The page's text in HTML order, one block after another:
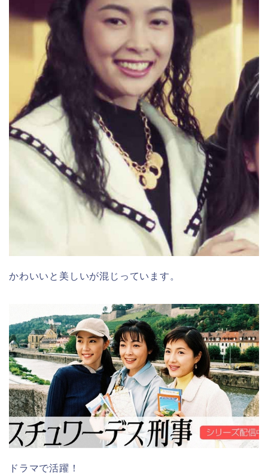
かわいいと美しいが混じっています。
ドラマで活躍！